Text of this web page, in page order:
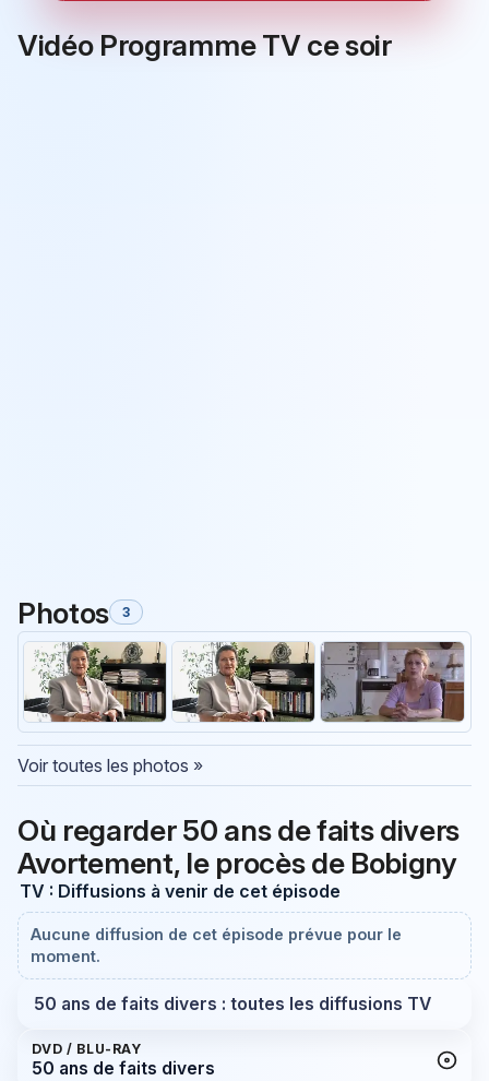
Vidéo Programme TV ce soir
Photos 3
Voir toutes les photos »
Où regarder 50 ans de faits divers
Avortement, le procès de Bobigny
TV : Diffusions à venir de cet épisode
Aucune diffusion de cet épisode prévue pour le
moment.
50 ans de faits divers : toutes les diffusions TV
DVD / BLU-RAY
50 ans de faits divers